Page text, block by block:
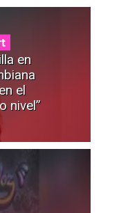
en
el
nivel”